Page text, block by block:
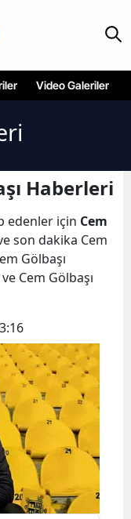
Video Galeriler
Haberleri
edenler için Cem
son dakika Cem
Gölbaşı
Cem Gölbaşı